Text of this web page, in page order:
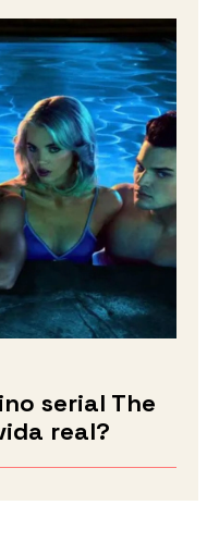
serial The
real?